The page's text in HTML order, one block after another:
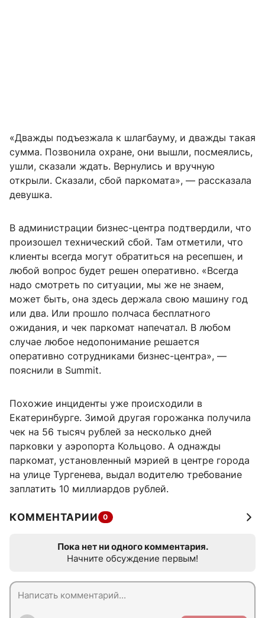
«Дважды подъезжала к шлагбауму, и дважды такая
сумма. Позвонила охране, они вышли, посмеялись,
ушли, сказали ждать. Вернулись и вручную
открыли. Сказали, сбой паркомата», — рассказала
девушка.
В администрации бизнес-центра подтвердили, что
произошел технический сбой. Там отметили, что
клиенты всегда могут обратиться на ресепшен, и
любой вопрос будет решен оперативно. «Всегда
надо смотреть по ситуации, мы же не знаем,
может быть, она здесь держала свою машину год
или два. Или прошло полчаса бесплатного
ожидания, и чек паркомат напечатал. В любом
случае любое недопонимание решается
оперативно сотрудниками бизнес-центра», —
пояснили в Summit.
Похожие инциденты уже происходили в
Екатеринбурге. Зимой другая горожанка получила
чек на 56 тысяч рублей за несколько дней
парковки у аэропорта Кольцово. А однажды
паркомат, установленный мэрией в центре города
на улице Тургенева, выдал водителю требование
заплатить 10 миллиардов рублей.
КОММЕНТАРИИ 0
Пока нет ни одного комментария.
Начните обсуждение первым!